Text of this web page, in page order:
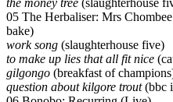
05 The Herbaliser: Mrs
bake)
work song (slaughterhouse five)
to make up lies that all fit nice
gilgongo (breakfast of
question about kilgore trout(bbc